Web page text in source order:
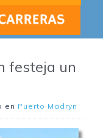
festeja un
en Puerto Madryn